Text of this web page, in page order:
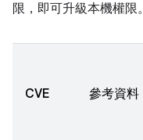
限，即可升級本機權限。
CVE 參考資料